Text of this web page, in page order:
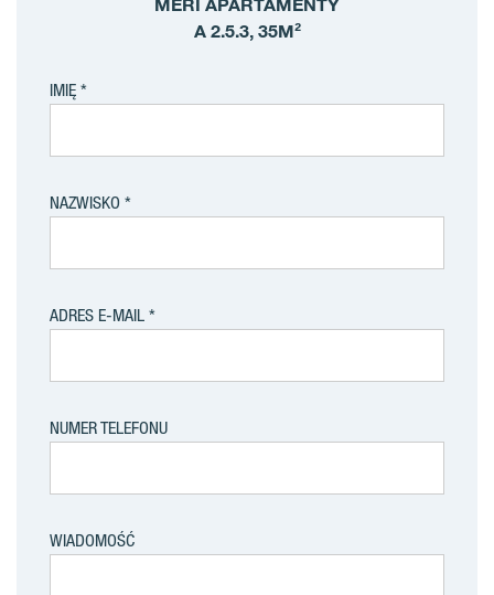
MERI APARTAMENTY
A 2.5.3, 35M²
IMIĘ
NAZWISKO
ADRES E-MAIL
NUMER TELEFONU
WIADOMOŚĆ